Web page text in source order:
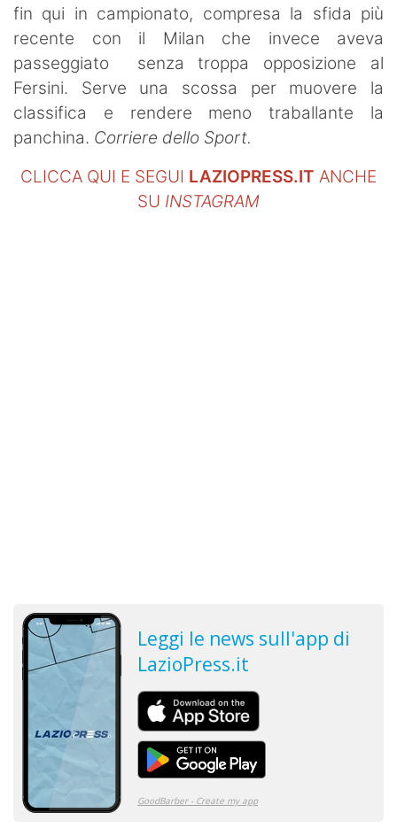
fin qui in campionato, compresa la sfida più
recente con il Milan che invece aveva
passeggiato senza troppa opposizione al
Fersini. Serve una scossa per muovere la
classifica e rendere meno traballante la
panchina. Corriere dello Sport.
CLICCA QUI E SEGUI LAZIOPRESS.IT ANCHE
SU INSTAGRAM